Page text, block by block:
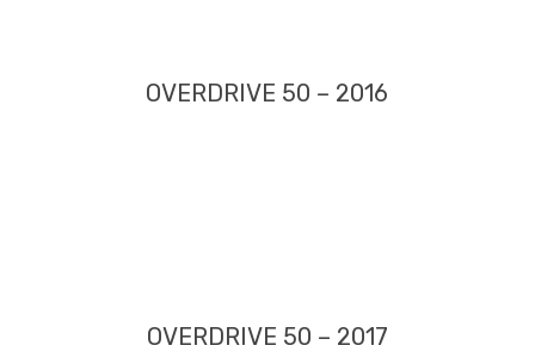
OVERDRIVE 50 – 2016
OVERDRIVE 50 – 2017